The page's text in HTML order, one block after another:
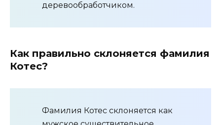
деревообработчиком.
Как правильно склоняется фамилия
Котес?
Фамилия Котес склоняется как